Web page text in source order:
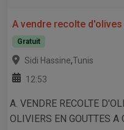
A vendre recolte d'olives
Gratuit
Sidi Hassine,Tunis
12:53
A. VENDRE RECOLTE
OLIVIERS EN GOUTTES A